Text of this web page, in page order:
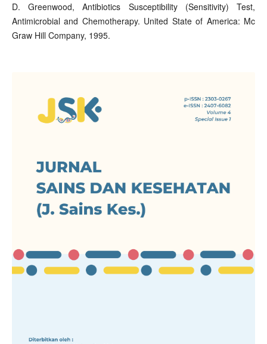
D. Greenwood, Antibiotics Susceptibility (Sensitivity) Test,
Antimicrobial and Chemotherapy. United State of America: Mc
Graw Hill Company, 1995.